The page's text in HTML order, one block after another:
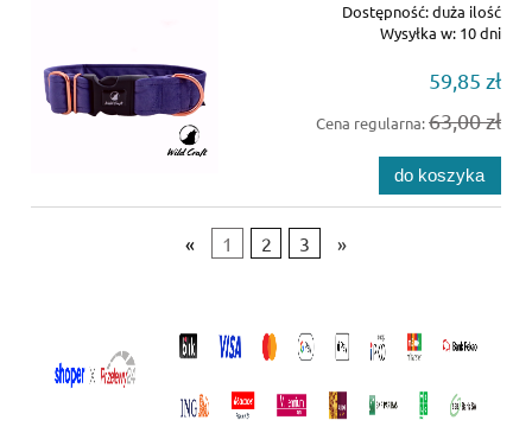
Dostępność:duża ilość
Wysyłka w: 10 dni
59,85 zł
Cena regularna:63,00 zł
do koszyka
« 1 2 3 »